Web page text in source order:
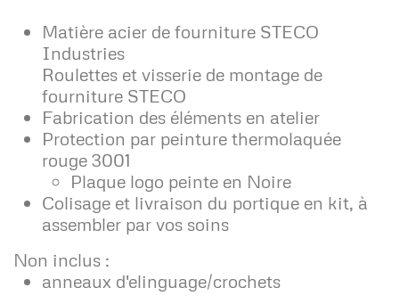
Matière acier de fourniture STECO
Industries
Roulettes et visserie de montage de
fourniture STECO
Fabrication des éléments en atelier
Protection par peinture thermolaquée
rouge 3001
Plaque logo peinte en Noire
Colisage et livraison du portique en kit, à
assembler par vos soins
Non inclus :
anneaux d'elinguage/crochets